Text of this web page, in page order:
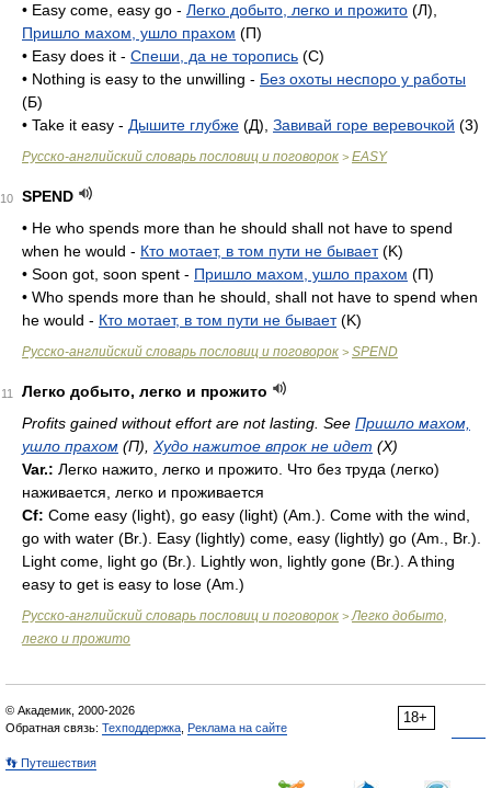
• Easy come, easy go - Легко добыто, легко и прожито (Л),
Пришло махом, ушло прахом (П)
• Easy does it - Спеши, да не торопись (C)
• Nothing is easy to the unwilling - Без охоты неспоро у работы
(Б)
• Take it easy - Дышите глубже (Д), Завивай горе веревочкой (3)
Русско-английский словарь пословиц и поговорок > EASY
10
SPEND
• He who spends more than he should shall not have to spend
when he would - Кто мотает, в том пути не бывает(K)
• Soon got, soon spent - Пришло махом, ушло прахом (П)
• Who spends more than he should, shall not have to spend when
he would - Кто мотает, в том пути не бывает(K)
Русско-английский словарь пословиц и поговорок > SPEND
11
Легко добыто, легко и прожито
Profits gained without effort are not lasting. See Пришло махом,
ушло прахом (П), Худо нажитое впрок не идет (X)
Var.: Легко нажито, легко и прожито. Что без труда (легко)
наживается, легко и проживается
Cf: Come easy (light), go easy (light) (Am. ). Come with the wind,
go with water (Br.). Easy (lightly) come, easy (lightly) go (Am. Br.).
Light come, light go (Br.). Lightly won, lightly gone (Br.). A thing
easy to get is easy to lose (Am. )
Русско-английский словарь пословиц и поговорок > Легко добыто,
легко и прожито
18+
© Академик, 2000-2026
Обратная связь: Техподдержка Реклама на сайте
👣 Путешествия